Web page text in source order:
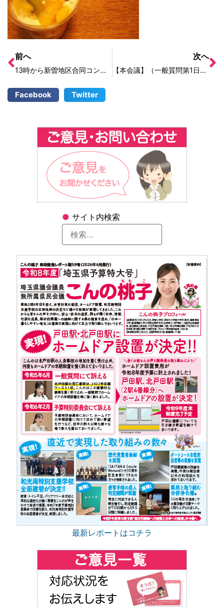
● サイト内検索
最新レポートはコチラ
前へ
13時から新曽地区合同コンサート＠新曽中学校です。
次へ
【本会議】（一般質問第1日目）
Facebook Twitter